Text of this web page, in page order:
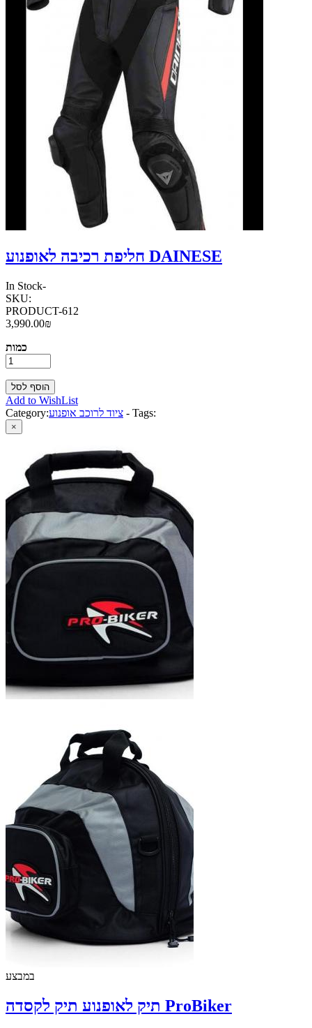
חליפת רכיבה לאופנוע DAINESE
In Stock-
SKU:
PRODUCT-612
3,990.00₪
כמות
Add to WishList
Category:ציוד לרוכב אופנוע - Tags:
×
במבצע
תיק לאופנוע תיק לקסדה ProBiker